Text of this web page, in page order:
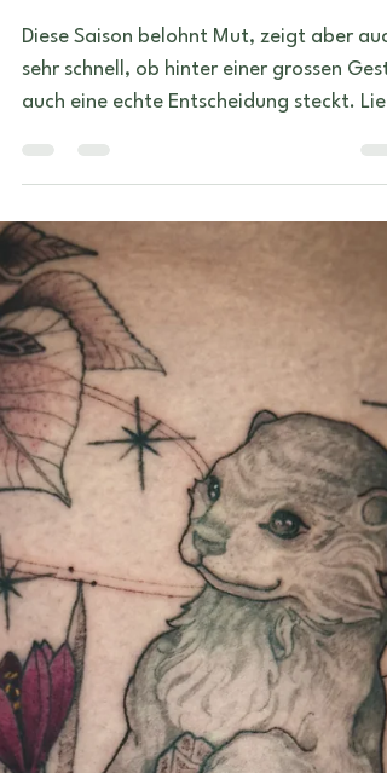
Löwe-Saison 2026
Diese Saison belohnt Mut, zeigt aber
sehr schnell, ob hinter einer grossen
auch eine echte Entscheidung steckt. Lies
Das Sonnenzeichen beschreibt einen
wichtigen inneren Kern. Der Aszendent
zeigt häufig deutlicher, wie sich die
aktuelle Saison im Alltag bemerkbar
macht ;)